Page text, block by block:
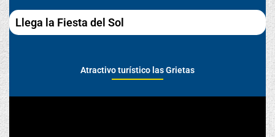
Llega la Fiesta del Sol
Atractivo turístico las Grietas